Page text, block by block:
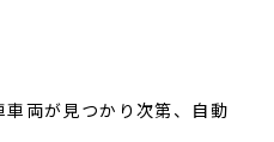
両が見つかり次第、自動